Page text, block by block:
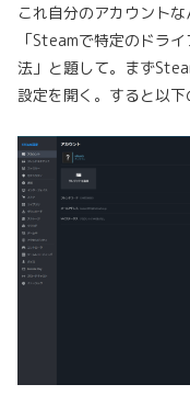
これ自分のアカウント
「Steamで特定のドラ
法」と題して。まず
設定を開く。すると以下